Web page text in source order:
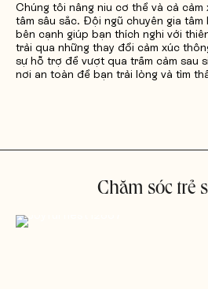
Chúng tôi nâng niu cơ thể và cả cảm
tâm sâu sắc. Đội ngũ chuyên gia
bên cạnh giúp bạn thích nghi với
trải qua những thay đổi cảm xúc
sự hỗ trợ để vượt qua trầm cảm sau
nơi an toàn để bạn trải lòng và tìm
Chăm sóc trẻ